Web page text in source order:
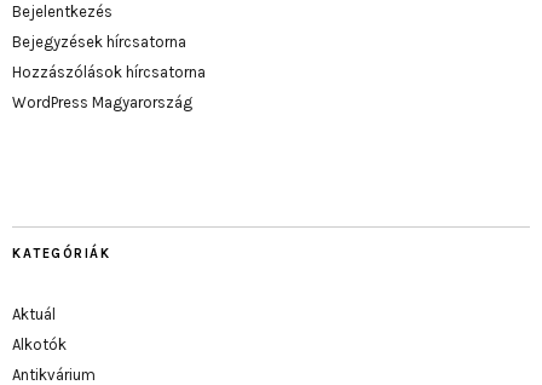
Bejelentkezés
Bejegyzések hírcsatorna
Hozzászólások hírcsatorna
WordPress Magyarország
KATEGÓRIÁK
Aktuál
Alkotók
Antikvárium